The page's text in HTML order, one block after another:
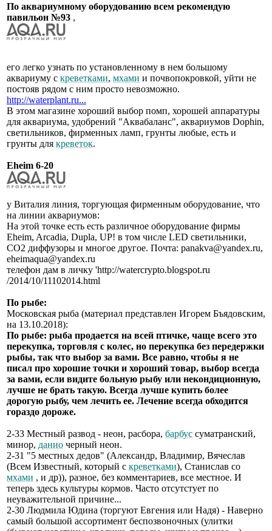
По аквариумному оборудованию всем рекомендую
павильон №93 ,
его легко узнать по установленному в нем большому
аквариуму с креветками, мхами и почвопокровкой, уйти не
постояв рядом с ним просто невозможно.
http://waterplant.ru...
В этом магазине хороший выбор помп, хорошей аппаратуры
для аквариума, удобрений "Аквабаланс", аквариумов Dophin,
светильников, фирменных ламп, грунты любые, есть и
грунты для креветок.
Eheim 6-20
у Виталия линия, торгующая фирменным оборудование, что
на линии аквариумов:
На этой точке есть есть различное оборудование фирмы
Eheim, Arcadia, Dupla, UP! в том числе LED светильники,
СО2 диффузоры и многое другое. Почта: panakva@yandex.ru,
eheimaqua@yandex.ru
телефон дам в личку 'http://watercrypto.blogspot.ru
/2014/10/11102014.html
По рыбе:
Московская рыба (материал представлен Игорем Бъядовским,
на 13.10.2018):
По рыбе: рыба продается на всей птичке, чаще всего это
перекупка, торговля с колес, но перекупка без передержки
рыбы, так что выбор за вами. Все равно, чтобы я не
писал про хорошие точки и хороший товар, выбор всегда
за вами, если видите больную рыбу или некондиционную,
лучше не брать такую. Всегда лучше купить более
дорогую рыбу, чем лечить ее. Лечение всегда обходится
гораздо дороже.
2-33 Местный развод - неон, расбора, барбус суматранский,
минор, данио черный неон.
2-31 "5 местных дедов" (Александр, Владимир, Вячеслав
(Всем Известный, который с креветками), Станислав со
мхами , и др)), разное, без комментариев, все местное. И
теперь здесь культуры кормов. Часто отсутстует по
неуважительной причине...
2-30 Людмила Юдина (торгуют Евгения или Надя) - Наверно
самый большой ассортимент беспозвоночных (улитки